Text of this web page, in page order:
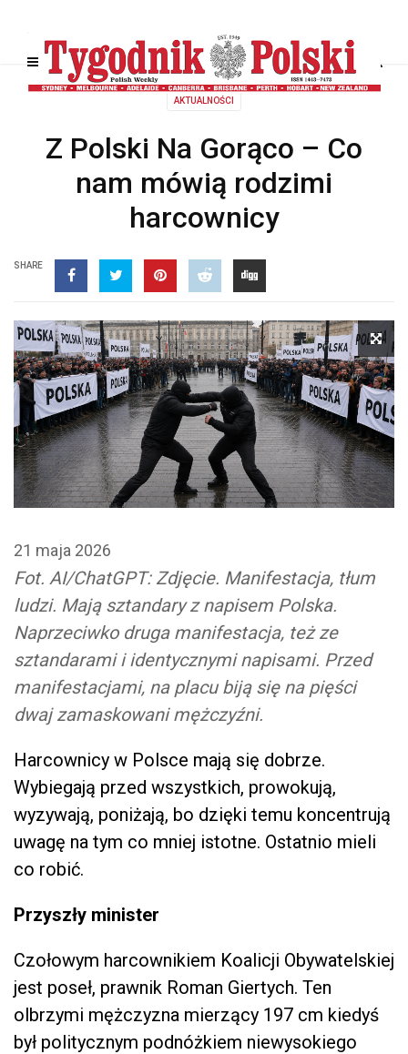
AKTUALNOŚCI
Z Polski Na Gorąco – Co
nam mówią rodzimi
harcownicy
SHARE
21 maja 2026
Fot. AI/ChatGPT: Zdjęcie. Manifestacja, tłum
ludzi. Mają sztandary z napisem Polska.
Naprzeciwko druga manifestacja, też ze
sztandarami i identycznymi napisami. Przed
manifestacjami, na placu biją się na pięści
dwaj zamaskowani mężczyźni.
Harcownicy w Polsce mają się dobrze.
Wybiegają przed wszystkich, prowokują,
wyzywają, poniżają, bo dzięki temu koncentrują
uwagę na tym co mniej istotne. Ostatnio mieli
co robić.
Przyszły minister
Czołowym harcownikiem Koalicji Obywatelskiej
jest poseł, prawnik Roman Giertych. Ten
olbrzymi mężczyzna mierzący 197 cm kiedyś
był politycznym podnóżkiem niewysokiego